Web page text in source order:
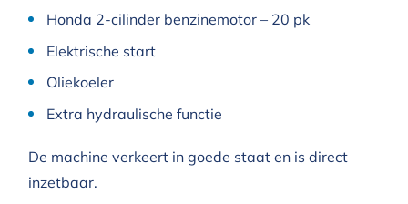
Honda 2-cilinder benzinemotor – 20 pk
Elektrische start
Oliekoeler
Extra hydraulische functie
De machine verkeert in goede staat en is direct
inzetbaar.